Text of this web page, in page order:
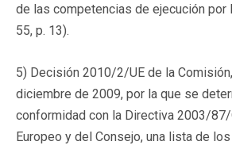
de las competencias de ejecución por
55, p. 13).
5) Decisión 2010/2/UE de la
diciembre de 2009, por la que se
conformidad con la Directiva 2003/
Europeo y del Consejo, una lista de